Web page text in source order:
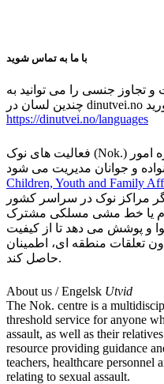
با ما به تماس شوید
تجاوز جنسی را می توانید به
https://dinutvei.no/languages
فعالیت های نوک (Nok.) توسط ریاست اطفال ناروی، اداره امور
Children, Youth and Family
مراکز نوک در سراسر کشور
یا خط مشی مسلکی مشترک
و پوشش می دهد تا از کیفیت
تعلقات منطقه ای، اطمینان
حاصل کند.
About us / Engelsk Utvid
The Nok. centre is a
threshold service for anyone
assault, as well as their
resource providing guidance
teachers, healthcare personnel
relating to sexual assault.